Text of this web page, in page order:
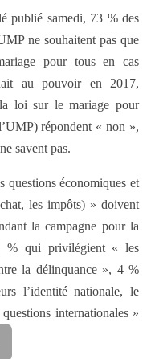
publié samedi, 73 % des
ne souhaitent pas que
pour tous en cas
au pouvoir en 2017,
la loi sur le mariage pour
répondent « non »,
savent pas.
questions économiques et
les impôts) » doivent
la campagne pour la
% qui privilégient « les
la délinquance », 4 %
l’identité nationale, le
internationales »